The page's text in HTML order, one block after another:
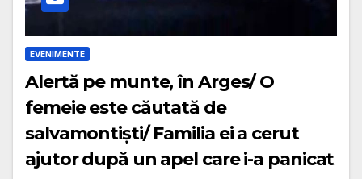
EVENIMENTE
Alertă pe munte, în Arges/ O
femeie este căutată de
salvamontiști/ Familia ei a cerut
ajutor după un apel care i-a panicat